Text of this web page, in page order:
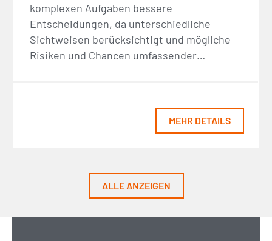
komplexen Aufgaben bessere
Entscheidungen, da unterschiedliche
Sichtweisen berücksichtigt und mögliche
Risiken und Chancen umfassender…
MEHR DETAILS
ALLE ANZEIGEN